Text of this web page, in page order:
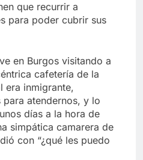
que recurrir a
para poder cubrir sus
en Burgos visitando a
cafetería de la
era inmigrante,
atendernos, y lo
días a la hora de
simpática camarera de
con “¿qué les puedo